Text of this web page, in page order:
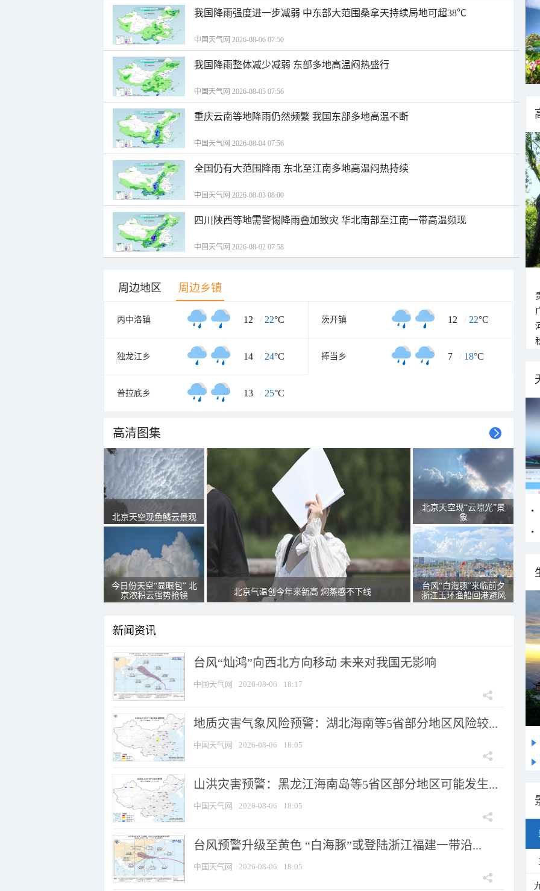
我国降雨强度进一步减弱 中东部大范围桑拿天持续局地可超38℃
中国天气网 2026-08-06 07:50
我国降雨整体减少减弱 东部多地高温闷热盛行
中国天气网 2026-08-05 07:56
重庆云南等地降雨仍然频繁 我国东部多地高温不断
中国天气网 2026-08-04 07:56
全国仍有大范围降雨 东北至江南多地高温闷热持续
中国天气网 2026-08-03 08:00
四川陕西等地需警惕降雨叠加致灾 华北南部至江南一带高温频现
中国天气网 2026-08-02 07:58
周边地区 周边乡镇
丙中洛镇 12 / 22°C 茨开镇 12 / 22°C
独龙江乡 14 / 24°C 捧当乡 7 / 18°C
普拉底乡 13 / 25°C
高清图集
北京天空现鱼鳞云景观
今日份天空“显眼包” 北
京浓积云强势抢镜
北京气温创今年来新高 焖蒸感不下线
北京天空现“云隙光”景
象
台风“白海豚”来临前夕
浙江玉环渔船回港避风
新闻资讯
台风“灿鸿”向西北方向移动 未来对我国无影响
中国天气网 2026-08-06 18:17
地质灾害气象风险预警：湖北海南等5省部分地区风险较...
中国天气网 2026-08-06 18:05
山洪灾害预警：黑龙江海南岛等5省区部分地区可能发生...
中国天气网 2026-08-06 18:05
台风预警升级至黄色 “白海豚”或登陆浙江福建一带沿...
中国天气网 2026-08-06 18:05